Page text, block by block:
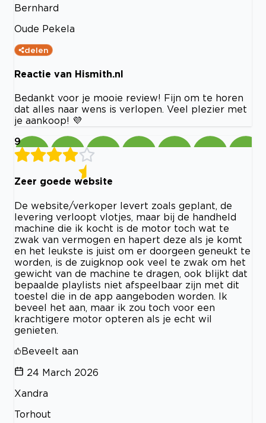
Bernhard
Oude Pekela
delen
Reactie van Hismith.nl
Bedankt voor je mooie review! Fijn om te horen
dat alles naar wens is verlopen. Veel plezier met
je aankoop! 💜
9
Zeer goede website
De website/verkoper levert zoals geplant, de
levering verloopt vlotjes, maar bij de handheld
machine die ik kocht is de motor toch wat te
zwak van vermogen en hapert deze als je komt
en het leukste is juist om er doorgeen geneukt te
worden, is de zuigknop ook veel te zwak om het
gewicht van de machine te dragen, ook blijkt dat
bepaalde playlists niet afspeelbaar zijn met dit
toestel die in de app aangeboden worden. Ik
beveel het aan, maar ik zou toch voor een
krachtigere motor opteren als je echt wil
genieten.
Beveelt aan
24 March 2026
Xandra
Torhout